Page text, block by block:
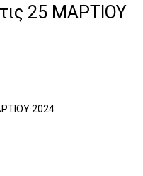
25 ΜΑΡΤΙΟΥ
2024